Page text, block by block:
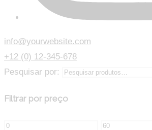
info@yourwebsite.com
+12 (0) 12-345-678
Pesquisar por:
Filtrar por preço